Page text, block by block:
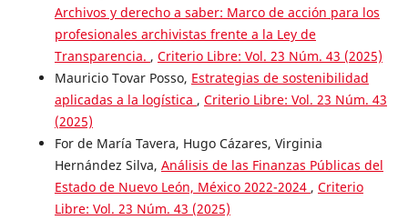
Archivos y derecho a saber: Marco de acción para los
profesionales archivistas frente a la Ley de
Transparencia. , Criterio Libre: Vol. 23 Núm. 43 (2025)
Mauricio Tovar Posso, Estrategias de sostenibilidad
aplicadas a la logística , Criterio Libre: Vol. 23 Núm. 43
(2025)
For de María Tavera, Hugo Cázares, Virginia
Hernández Silva, Análisis de las Finanzas Públicas del
Estado de Nuevo León, México 2022-2024 , Criterio
Libre: Vol. 23 Núm. 43 (2025)